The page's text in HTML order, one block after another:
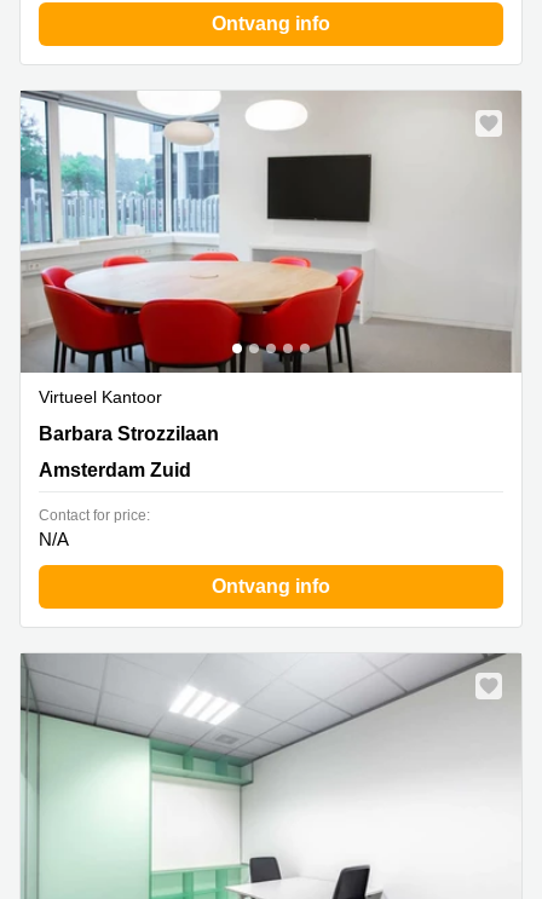
Ontvang info
Virtueel Kantoor
Barbara Strozzilaan 201, Amsterdam Zuid
Barbara Strozzilaan
Amsterdam Zuid
Contact for price:
N/A
Ontvang info